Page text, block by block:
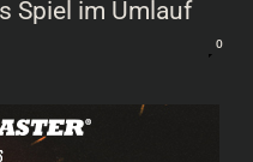
Spiel im Umlauf
0